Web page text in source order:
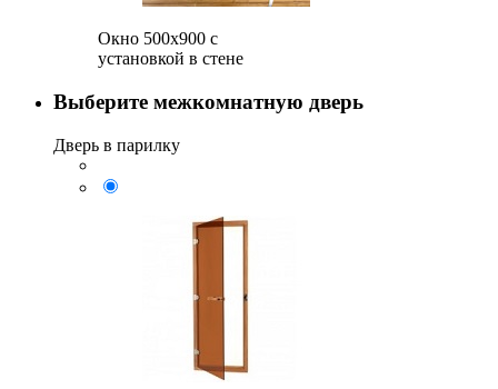
Окно 500x900 с
установкой в стене
Выберите межкомнатную дверь
Дверь в парилку